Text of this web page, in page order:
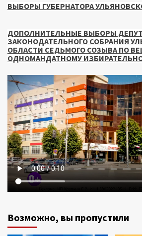
ВЫБОРЫ ГУБЕРНАТОРА
ДОПОЛНИТЕЛЬНЫЕ ВЫБОРЫ
ЗАКОНОДАТЕЛЬНОГО СОБРАНИЯ
ОБЛАСТИ СЕДЬМОГО СОЗЫВА ПО
ОДНОМАНДАТНОМУ
Возможно, вы пропустили